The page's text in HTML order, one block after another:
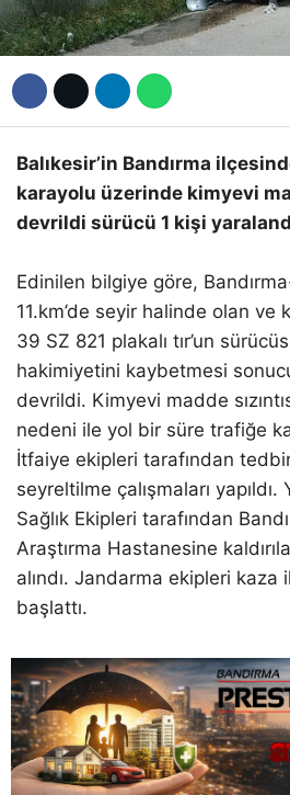
Balıkesir’in Bandırma
karayolu üzerinde kimyevi
devrildi sürücü 1 kişi
Edinilen bilgiye göre,
11.km’de seyir halinde olan ve
39 SZ 821 plakalı tır’un
hakimiyetini kaybetmesi
devrildi. Kimyevi madde
nedeni ile yol bir süre trafiğe
İtfaiye ekipleri tarafından
seyreltilme çalışmaları yapıldı.
Sağlık Ekipleri tarafından
Araştırma Hastanesine
alındı. Jandarma ekipleri kaza
başlattı.